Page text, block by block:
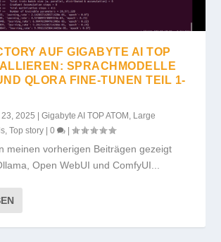
AUF GIGABYTE AI TOP
SPRACHMODELLE
QLORA FINE-TUNEN TEIL 1-
23, 2025 |Gigabyte AI TOP ATOM Large
,Top story |0 |
meinen vorherigen Beiträgen gezeigt
Open WebUI und ComfyUI...